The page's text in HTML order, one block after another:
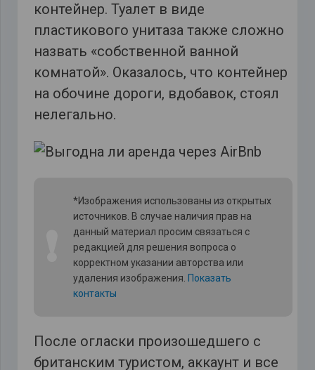
контейнер. Туалет в виде
пластикового унитаза также сложно
назвать «собственной ванной
комнатой». Оказалось, что контейнер
на обочине дороги, вдобавок, стоял
нелегально.
*Изображения использованы из открытых
источников. В случае наличия прав на
данный материал просим связаться с
редакцией для решения вопроса о
корректном указании авторства или
удаления изображения. Показать
контакты
После огласки произошедшего с
британским туристом, аккаунт и все